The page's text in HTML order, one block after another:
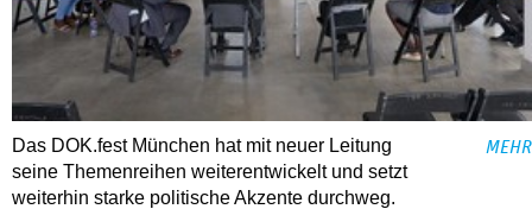
Das DOK.fest München hat mit neuer Leitung
seine Themenreihen weiterentwickelt und setzt
weiterhin starke politische Akzente durchweg.
MEHR